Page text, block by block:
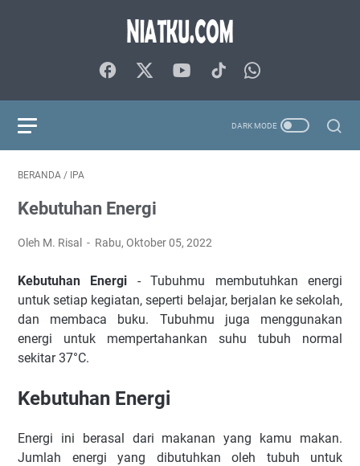
BERANDA / IPA
Kebutuhan Energi
Oleh M. Risal Rabu, Oktober 05, 2022
Kebutuhan Energi - Tubuhmu membutuhkan energi
untuk setiap kegiatan, seperti belajar, berjalan ke sekolah,
dan membaca buku. Tubuhmu juga menggunakan
energi untuk mempertahankan suhu tubuh normal
sekitar 37°C.
Kebutuhan Energi
Energi ini berasal dari makanan yang kamu makan.
Jumlah energi yang dibutuhkan oleh tubuh untuk